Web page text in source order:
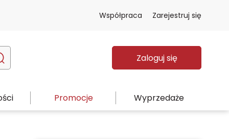
Współpraca Zarejestruj się
Zaloguj się
Promocje Wyprzedaże